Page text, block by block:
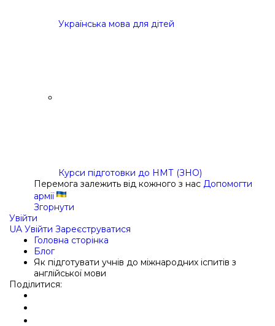
Українська мова для дітей
Курси підготовки до НМТ (ЗНО)
Перемога залежить від кожного з нас Допомогти
армії
Згорнути
Увійти
UA Увійти Зареєструватися
Головна сторінка
Блог
Як підготувати учнів до міжнародних іспитів з
англійської мови
Поділитися: